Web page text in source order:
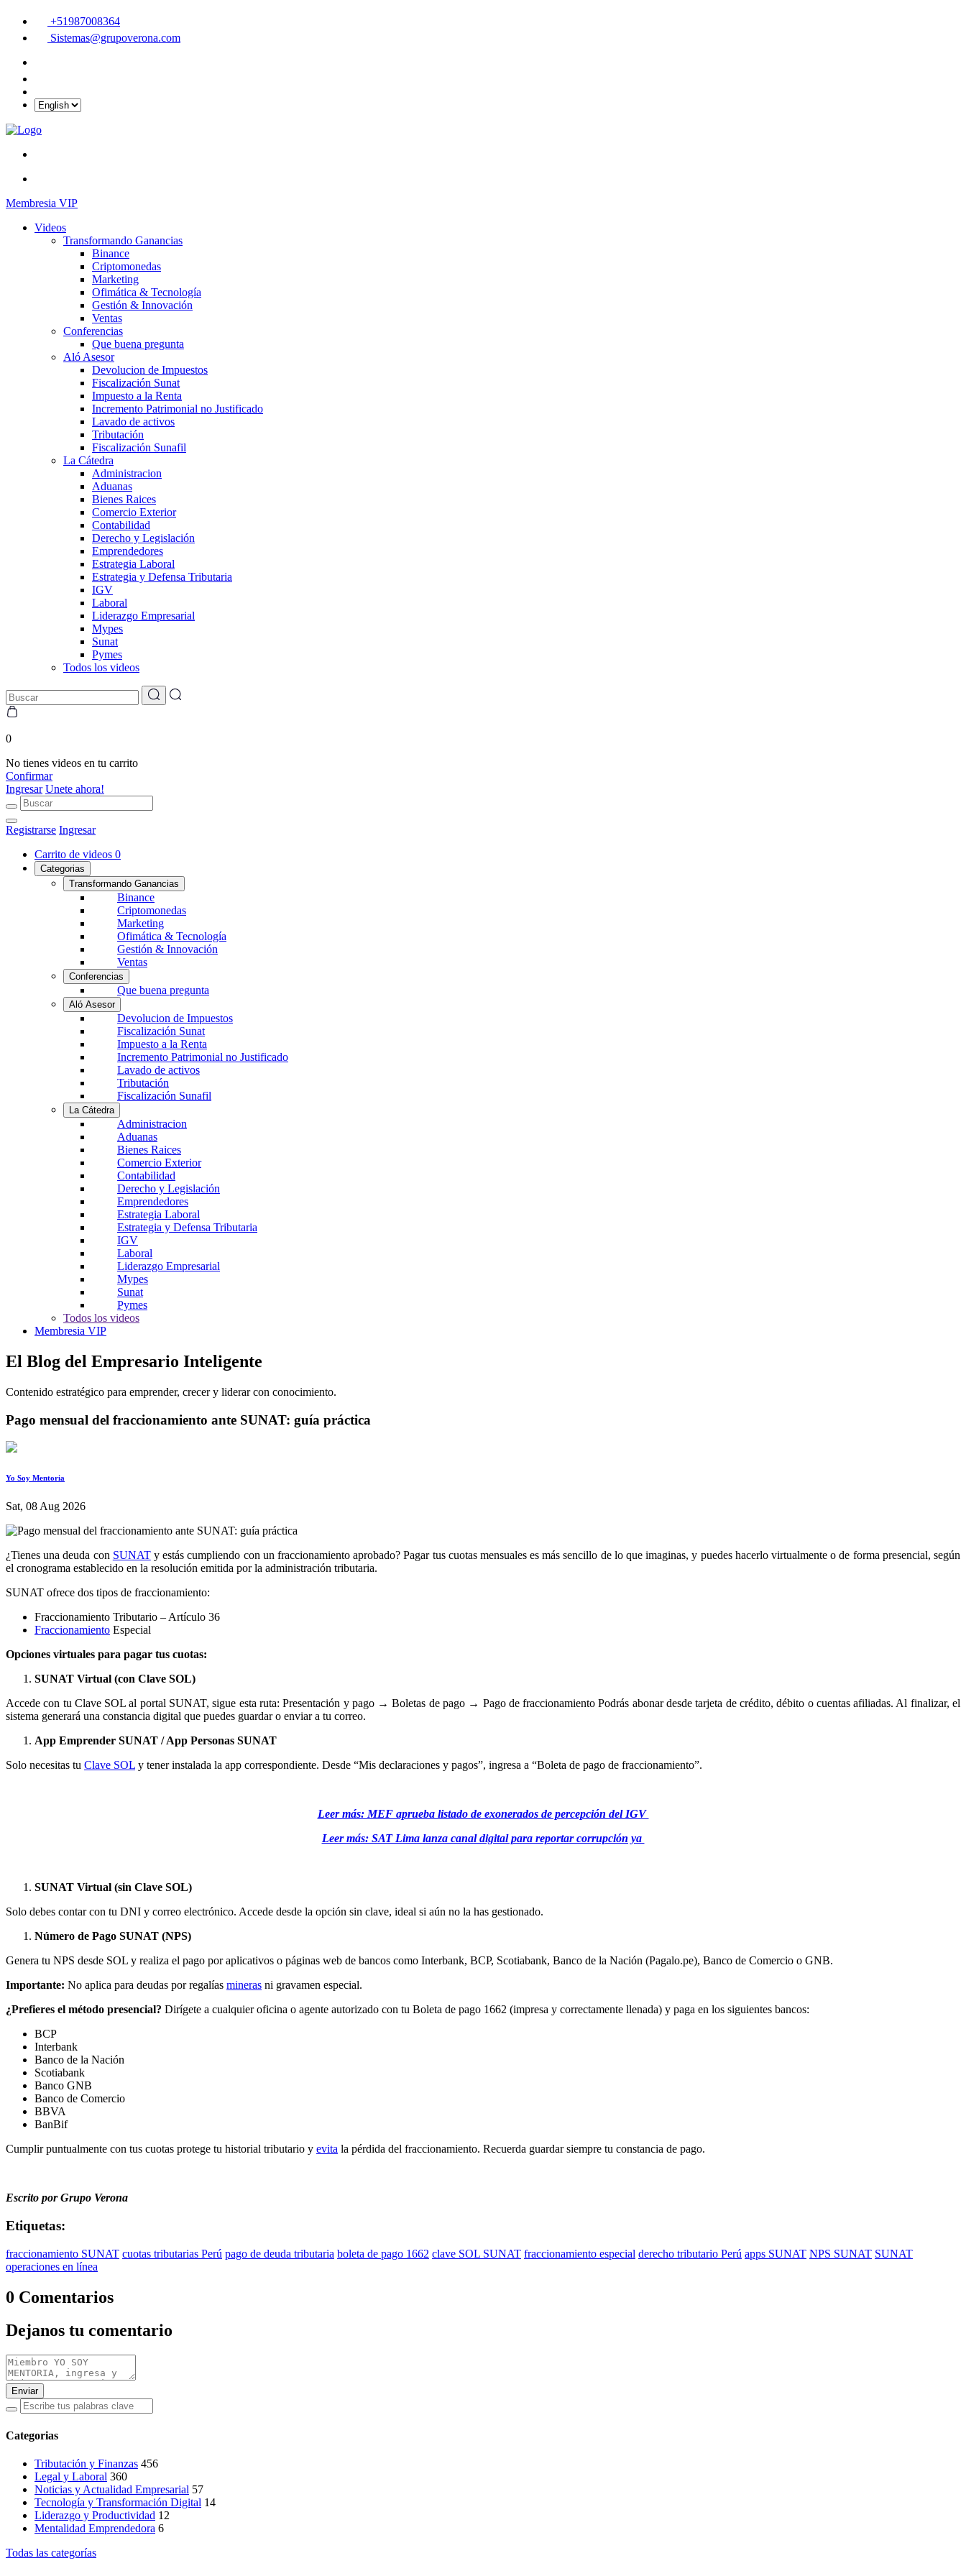
+51987008364
Sistemas@grupoverona.com
Membresia VIP
Videos
Transformando Ganancias
Binance
Criptomonedas
Marketing
Ofimática & Tecnología
Gestión & Innovación
Ventas
Conferencias
Que buena pregunta
Aló Asesor
Devolucion de Impuestos
Fiscalización Sunat
Impuesto a la Renta
Incremento Patrimonial no Justificado
Lavado de activos
Tributación
Fiscalización Sunafil
La Cátedra
Administracion
Aduanas
Bienes Raices
Comercio Exterior
Contabilidad
Derecho y Legislación
Emprendedores
Estrategia Laboral
Estrategia y Defensa Tributaria
IGV
Laboral
Liderazgo Empresarial
Mypes
Sunat
Pymes
Todos los videos
0
No tienes videos en tu carrito
Confirmar
Ingresar Unete ahora!
Registrarse Ingresar
Carrito de videos 0
Categorias
Transformando Ganancias
Binance
Criptomonedas
Marketing
Ofimática & Tecnología
Gestión & Innovación
Ventas
Conferencias
Que buena pregunta
Aló Asesor
Devolucion de Impuestos
Fiscalización Sunat
Impuesto a la Renta
Incremento Patrimonial no Justificado
Lavado de activos
Tributación
Fiscalización Sunafil
La Cátedra
Administracion
Aduanas
Bienes Raices
Comercio Exterior
Contabilidad
Derecho y Legislación
Emprendedores
Estrategia Laboral
Estrategia y Defensa Tributaria
IGV
Laboral
Liderazgo Empresarial
Mypes
Sunat
Pymes
Todos los videos
Membresia VIP
El Blog del Empresario Inteligente
Contenido estratégico para emprender, crecer y liderar con conocimiento.
Pago mensual del fraccionamiento ante SUNAT: guía práctica
Yo Soy Mentoria
Sat, 08 Aug 2026
¿Tienes una deuda con SUNATy estás cumpliendo con un fraccionamiento aprobado? Pagar tus cuotas mensuales es más sencillo de lo que imaginas, y puedes hacerlo virtualmente o de forma presencial, según
el cronograma establecido en la resolución emitida por la administración tributaria.
SUNAT ofrece dos tipos de fraccionamiento:
Fraccionamiento Tributario – Artículo 36
Fraccionamiento Especial
Opciones virtuales para pagar tus cuotas:
SUNAT Virtual (con Clave SOL)
Accede con tu Clave SOL al portal SUNAT, sigue esta ruta: Presentación y pago → Boletas de pago → Pago de fraccionamiento Podrás abonar desde tarjeta de crédito, débito o cuentas afiliadas. Al finalizar, el
sistema generará una constancia digital que puedes guardar o enviar a tu correo.
App Emprender SUNAT / App Personas SUNAT
Solo necesitas tu Clave SOL y tener instalada la app correspondiente. Desde “Mis declaraciones y pagos”, ingresa a “Boleta de pago de fraccionamiento”.
Leer más: MEF aprueba listado de exonerados de percepción del IGV
Leer más: SAT Lima lanza canal digital para reportar corrupción ya
SUNAT Virtual (sin Clave SOL)
Solo debes contar con tu DNI y correo electrónico. Accede desde la opción sin clave, ideal si aún no la has gestionado.
Número de Pago SUNAT (NPS)
Genera tu NPS desde SOL y realiza el pago por aplicativos o páginas web de bancos como Interbank, BCP, Scotiabank, Banco de la Nación (Pagalo.pe), Banco de Comercio o GNB.
Importante: No aplica para deudas por regalías mineras ni gravamen especial.
¿Prefieres el método presencial? Dirígete a cualquier oficina o agente autorizado con tu Boleta de pago 1662 (impresa y correctamente llenada) y paga en los siguientes bancos:
BCP
Interbank
Banco de la Nación
Scotiabank
Banco GNB
Banco de Comercio
BBVA
BanBif
Cumplir puntualmente con tus cuotas protege tu historial tributario y evita la pérdida del fraccionamiento. Recuerda guardar siempre tu constancia de pago.
Escrito por Grupo Verona
Etiquetas:
fraccionamiento SUNAT cuotas tributarias Perú pago de deuda tributaria boleta de pago 1662 clave SOL SUNAT fraccionamiento especial derecho tributario Perú apps SUNAT NPS SUNAT SUNAT
operaciones en línea
0 Comentarios
Dejanos tu comentario
Enviar
Categorias
Tributación y Finanzas 456
Legal y Laboral 360
Noticias y Actualidad Empresarial 57
Tecnología y Transformación Digital 14
Liderazgo y Productividad 12
Mentalidad Emprendedora 6
Todas las categorías